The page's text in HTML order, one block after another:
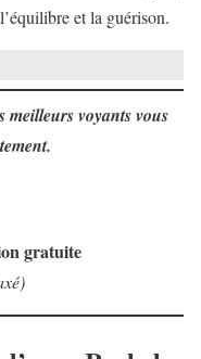
et la guérison.
meilleurs voyants vous
gratuite